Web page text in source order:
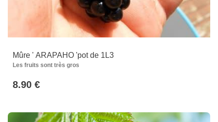
Mûre ' ARAPAHO 'pot de 1L3
Les fruits sont très gros
8.90 €